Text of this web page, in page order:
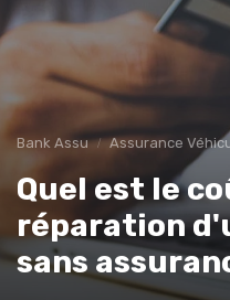
Bank Assu Assurance
Quel est le
réparation
sans